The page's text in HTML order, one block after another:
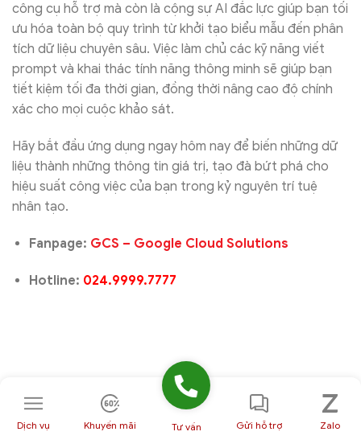
công cụ hỗ trợ mà còn là cộng sự AI đắc lực giúp bạn tối
ưu hóa toàn bộ quy trình từ khởi tạo biểu mẫu đến phân
tích dữ liệu chuyên sâu. Việc làm chủ các kỹ năng viết
prompt và khai thác tính năng thông minh sẽ giúp bạn
tiết kiệm tối đa thời gian, đồng thời nâng cao độ chính
xác cho mọi cuộc khảo sát.
Hãy bắt đầu ứng dụng ngay hôm nay để biến những dữ
liệu thành những thông tin giá trị, tạo đà bứt phá cho
hiệu suất công việc của bạn trong kỷ nguyên trí tuệ
nhân tạo.
Fanpage: GCS – Google Cloud Solutions
Hotline: 024.9999.7777
5/5 - (1)
Dịch vụ Khuyến mãi Tư vấn Gửi hỗ trợ Zalo